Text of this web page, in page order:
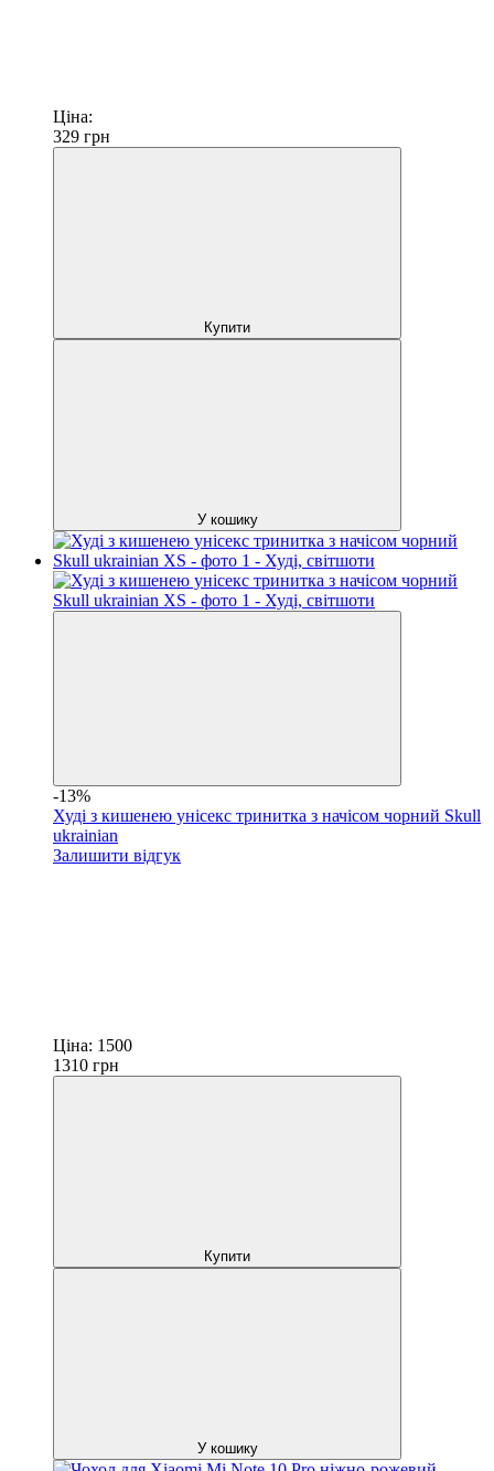
Ціна:
329 грн
Купити
У кошику
-13%
Худі з кишенею унісекс тринитка з начісом чорний Skull
ukrainian
Залишити відгук
Ціна: 1500
1310 грн
Купити
У кошику